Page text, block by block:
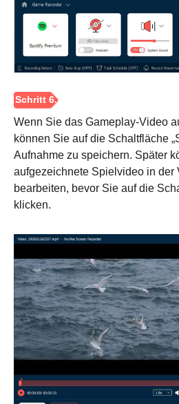
Schritt 4.
Schritt 5.
Wenn Sie das Gameplay-Video
können Sie auf die Schaltfläche
Aufnahme zu speichern. Später
aufgezeichnete Spielvideo in der
bearbeiten, bevor Sie auf die
klicken.